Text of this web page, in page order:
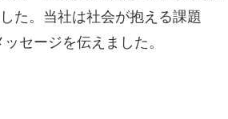
た。当社は社会が抱える課題
セージを伝えました。